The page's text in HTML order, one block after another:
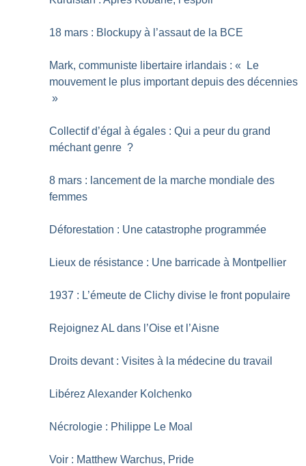
18 mars : Blockupy à l’assaut de la BCE
Mark, communiste libertaire irlandais : «
Le
mouvement le plus important depuis des décennies
»
Collectif d’égal à égales : Qui a peur du grand
méchant genre ?
8 mars : lancement de la marche mondiale des
femmes
Déforestation : Une catastrophe programmée
Lieux de résistance : Une barricade à Montpellier
1937 : L’émeute de Clichy divise le front populaire
Rejoignez AL dans l’Oise et l’Aisne
Droits devant : Visites à la médecine du travail
Libérez Alexander Kolchenko
Nécrologie : Philippe Le Moal
Voir : Matthew Warchus, Pride